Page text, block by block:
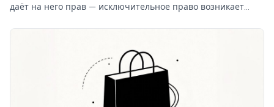
даёт на него прав — исключительное право возникает
Разбираем этапы процедуры, документы, пошлины и